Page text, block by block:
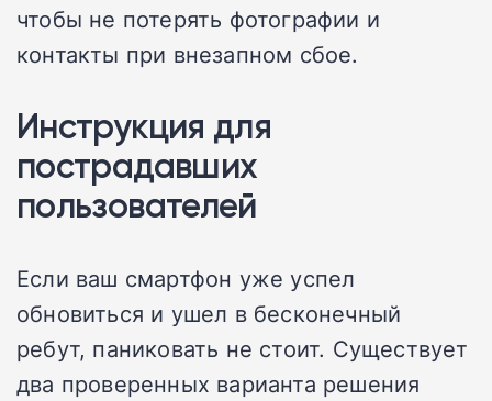
чтобы не потерять фотографии и
контакты при внезапном сбое.
Инструкция для
пострадавших
пользователей
Если ваш смартфон уже успел
обновиться и ушел в бесконечный
ребут, паниковать не стоит. Существует
два проверенных варианта решения